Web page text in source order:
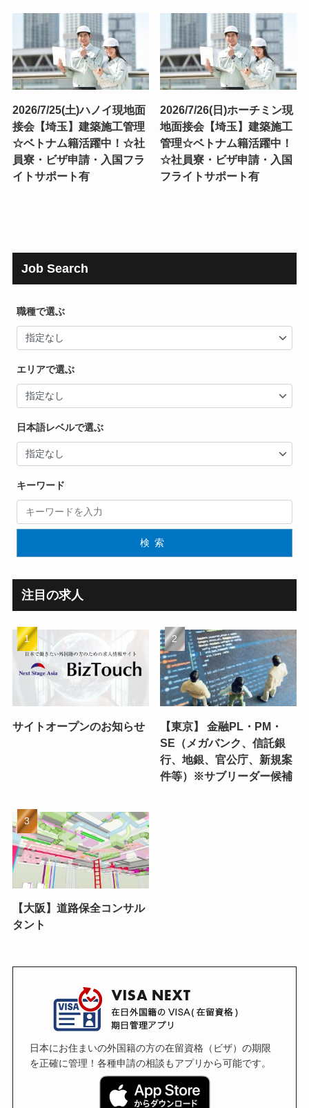
2026/7/25(土)ハノイ現地面
接会【埼玉】建築施工管理
☆ベトナム籍活躍中！☆社
員寮・ビザ申請・入国フラ
イトサポート有
2026/7/26(日)ホーチミン現
地面接会【埼玉】建築施工
管理☆ベトナム籍活躍中！
☆社員寮・ビザ申請・入国
フライトサポート有
Job Search
職種で選ぶ
エリアで選ぶ
日本語レベルで選ぶ
キーワード
検索
注目の求人
サイトオープンのお知らせ
【東京】 金融PL・PM・
SE（メガバンク、信託銀
行、地銀、官公庁、新規案
件等）※サブリーダー候補
【大阪】道路保全コンサル
タント
日本にお住まいの外国籍の方の在留資格（ビザ）の期限
を正確に管理！各種申請の相談もアプリから可能です。